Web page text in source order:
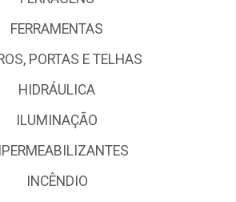
FERRAMENTAS
PORTAS E TELHAS
HIDRÁULICA
ILUMINAÇÃO
INCÊNDIO